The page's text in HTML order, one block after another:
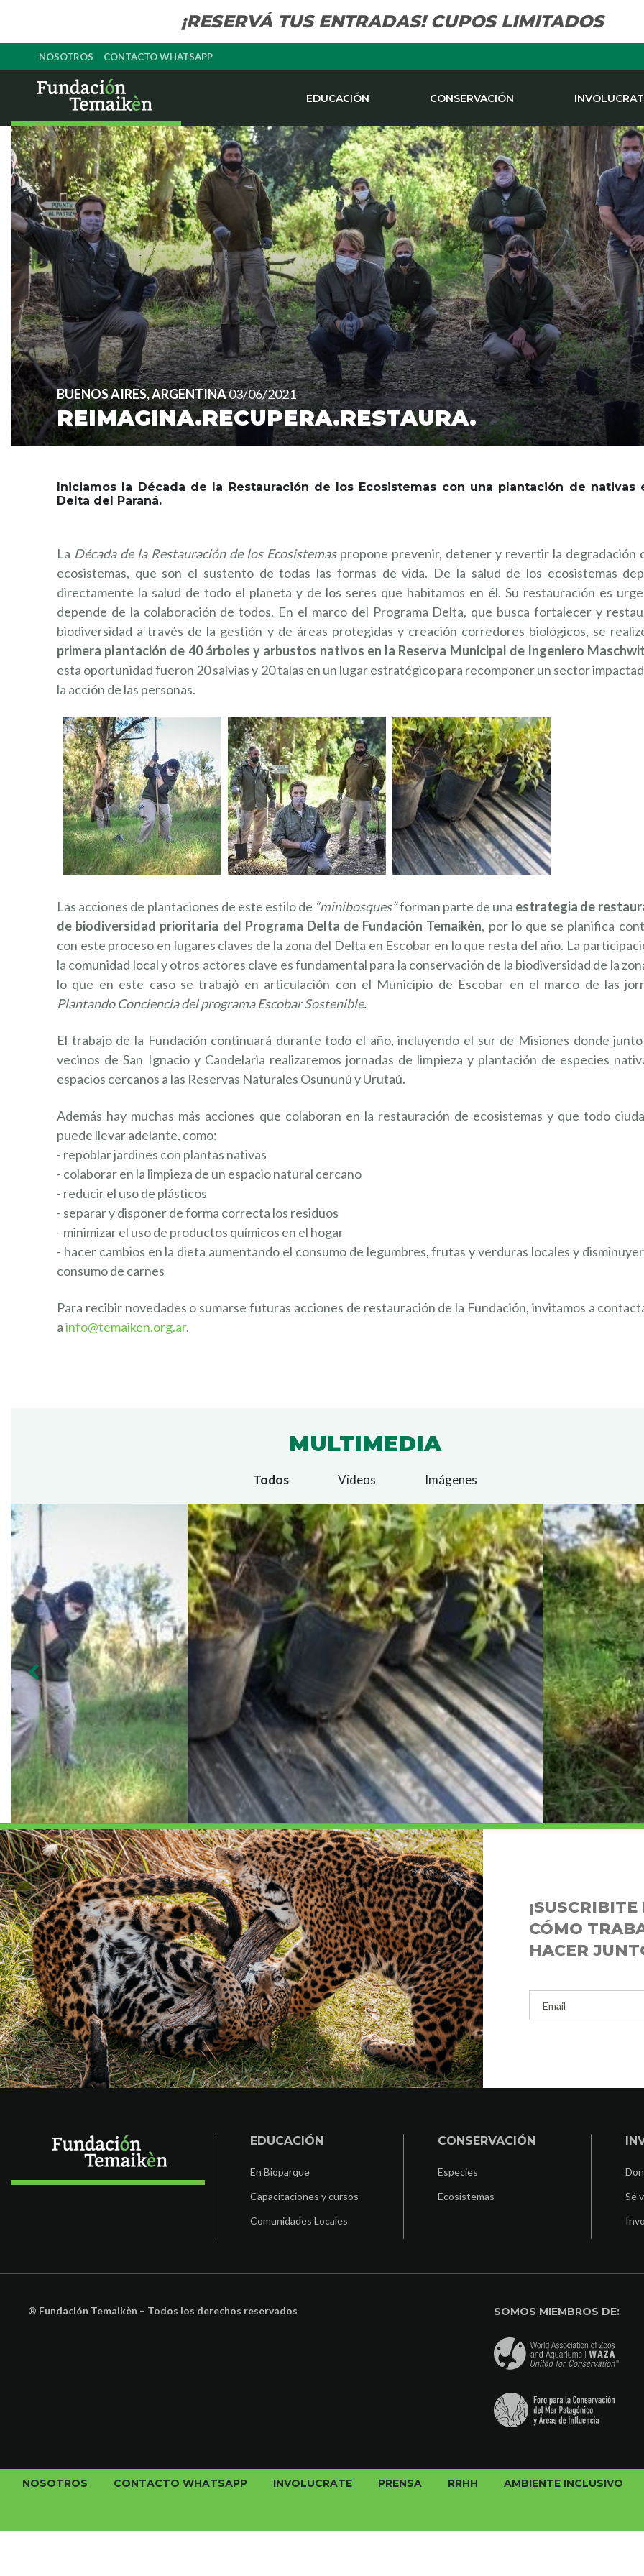
¡RESERVÁ TUS ENTRADAS! CUPOS LIMITADOS
NOSOTROS CONTACTO WHATSAPP
EDUCACIÓN CONSERVACIÓN
Lorem
Aenean
¡EN
¿TE GUSTARÍA TRABAJAR EN UN LUGAR
BUENOS AIRES, ARGENTINA03/06/2021
REIMAGINA.RECUPERA.RESTAURA.
Iniciamos la Década de la Restauración de los Ecosistemas con una plantación de nativas
Delta del Paraná.
La Década de la Restauración de los Ecosistemaspropone prevenir, detener y revertir la degradación
ecosistemas, que son el sustento de todas las formas de vida. De la salud de los ecosistemas
directamente la salud de todo el planeta y de los seres que habitamos en él. Su restauración es
depende de la colaboración de todos. En el marco del Programa Delta, que busca fortalecer y
biodiversidad a través de la gestión y de áreas protegidas y creación corredores biológicos, se
primera plantación de 40 árboles y arbustos nativos en la Reserva Municipal de Ingeniero
esta oportunidad fueron 20 salvias y 20 talas en un lugar estratégico para recomponer un sector
la acción de las personas.
Las acciones de plantaciones de este estilo de “minibosques”forman parte de una estrategia de
de biodiversidad prioritaria del Programa Delta de Fundación Temaikèn, por lo que se planifica
con este proceso en lugares claves de la zona del Delta en Escobar en lo que resta del año. La
la comunidad local y otros actores clave es fundamental para la conservación de la biodiversidad de la
lo que en este caso se trabajó en articulación con el Municipio de Escobar en el marco de las
Plantando Conciencia del programa Escobar Sostenible.
El trabajo de la Fundación continuará durante todo el año, incluyendo el sur de Misiones donde
vecinos de San Ignacio y Candelaria realizaremos jornadas de limpieza y plantación de especies
espacios cercanos a las Reservas Naturales Osununú y Urutaú.
Además hay muchas más acciones que colaboran en la restauración de ecosistemas y que todo
puede llevar adelante, como:
- repoblar jardines con plantas nativas
- colaborar en la limpieza de un espacio natural cercano
- reducir el uso de plásticos
- separar y disponer de forma correcta los residuos
- minimizar el uso de productos químicos en el hogar
- hacer cambios en la dieta aumentando el consumo de legumbres, frutas y verduras locales y
consumo de carnes
Para recibir novedades o sumarse futuras acciones de restauración de la Fundación, invitamos a
ainfo@temaiken.org.ar.
MULTIMEDIA
Todos Videos Imágenes
CÓMO
HACER
EDUCACIÓN
En Bioparque
Capacitaciones y cursos
Comunidades Locales
CONSERVACIÓN
Especies
Ecosistemas
Sé
® Fundación Temaikèn – Todos los derechos reservados SOMOS MIEMBROS DE:
NOSOTROS CONTACTO WHATSAPP INVOLUCRATE PRENSA RRHH AMBIENTE INCLUSIVO